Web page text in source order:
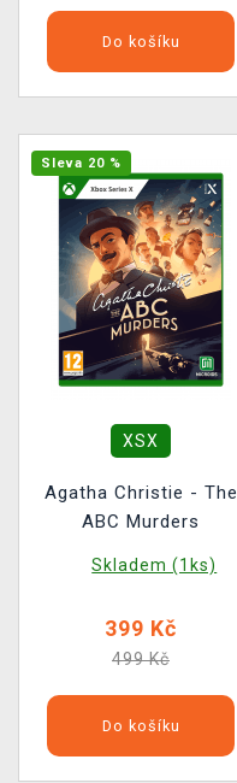
Do košíku
Sleva 20 %
XSX
Agatha Christie - The
ABC Murders
Skladem (1ks)
399 Kč
499 Kč
Do košíku